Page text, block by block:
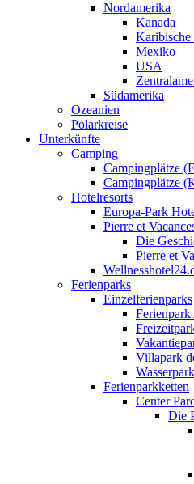
Nordamerika
Kanada
Karibische
Mexiko
USA
Südamerika
Ozeanien
Polarkreise
Unterkünfte
Camping
Campingplätze
Campingplätze
Hotelresorts
Europa-Park
Pierre et
Die
Pierre et
Ferienparks
Einzelferienparks
Ferienpark
Villapark
Ferienparkketten
Center
Die